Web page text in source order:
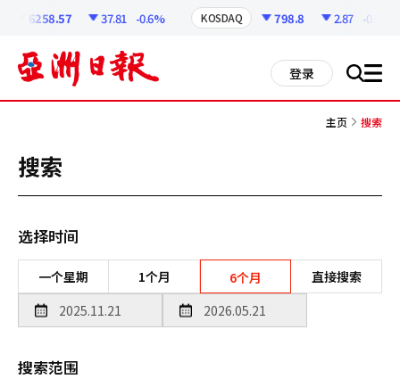
6258.57 37.81 -0.6% KOSDAQ 798.8 2.87 -0.36%
登录 搜 all
主页 搜索
搜索
选择时间
一个星期 1个月 6个月 直接搜索
搜索范围